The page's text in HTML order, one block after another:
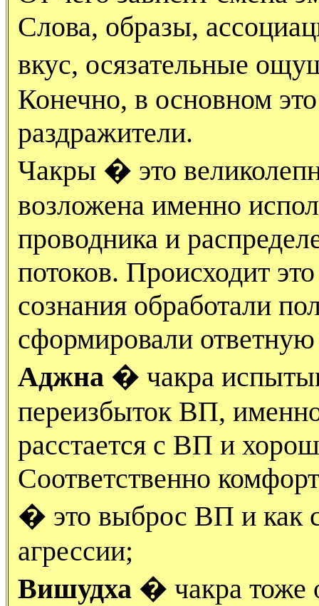
Слова, образы,
вкус, осязательные
Конечно, в основном
раздражители.
Чакры � это
возложена именно
проводника и
потоков. Происходит
сознания обработали
сформировали
Аджна � чакра
переизбыток ВП,
расстается с ВП и
Соответственно
� это выброс ВП и как
агрессии;
Вишудха � чакра тоже